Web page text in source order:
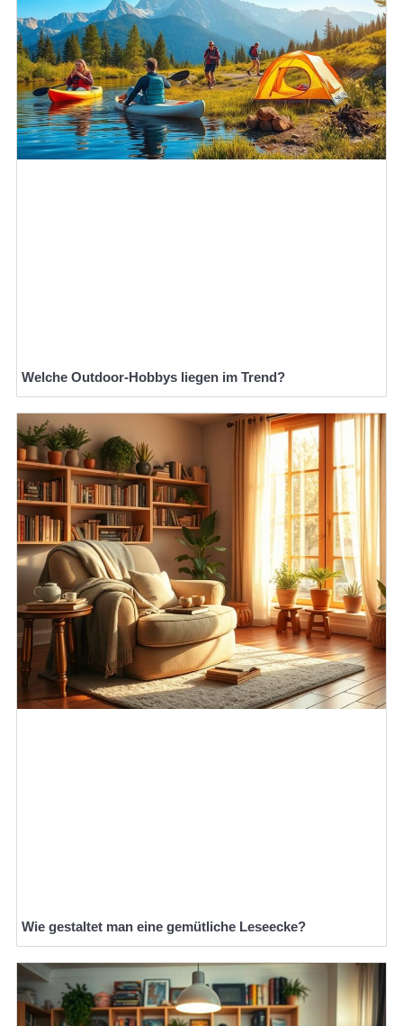
Welche Outdoor-Hobbys liegen im Trend?
Wie gestaltet man eine gemütliche Leseecke?